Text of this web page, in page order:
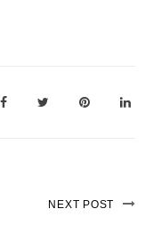
NEXT POST